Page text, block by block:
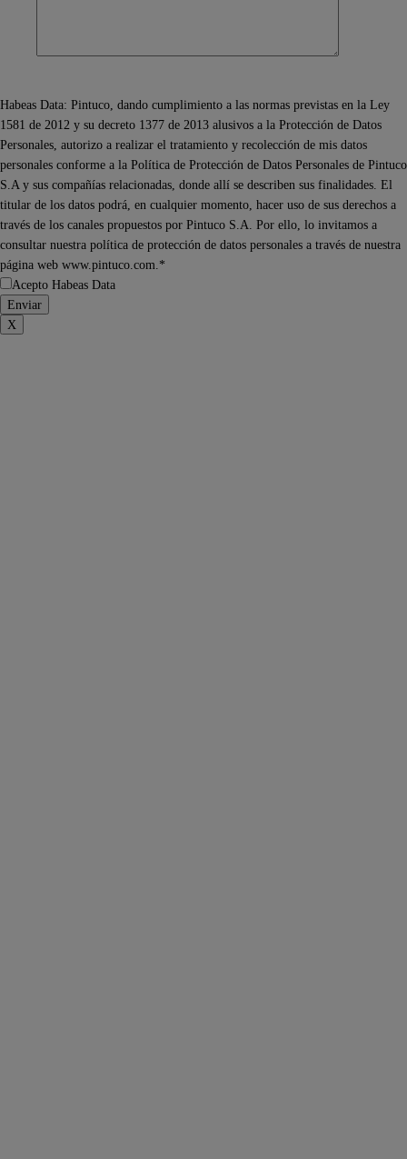
Habeas Data: Pintuco, dando cumplimiento a las normas previstas en la Ley
1581 de 2012 y su decreto 1377 de 2013 alusivos a la Protección de Datos
Personales, autorizo a realizar el tratamiento y recolección de mis datos
personales conforme a la Política de Protección de Datos Personales de Pintuco
S.A y sus compañías relacionadas, donde allí se describen sus finalidades. El
titular de los datos podrá, en cualquier momento, hacer uso de sus derechos a
través de los canales propuestos por Pintuco S.A. Por ello, lo invitamos a
consultar nuestra política de protección de datos personales a través de nuestra
página web www.pintuco.com.*
Acepto Habeas Data
X